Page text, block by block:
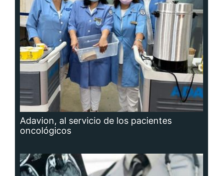
Adavion, al servicio de los pacientes
oncológicos